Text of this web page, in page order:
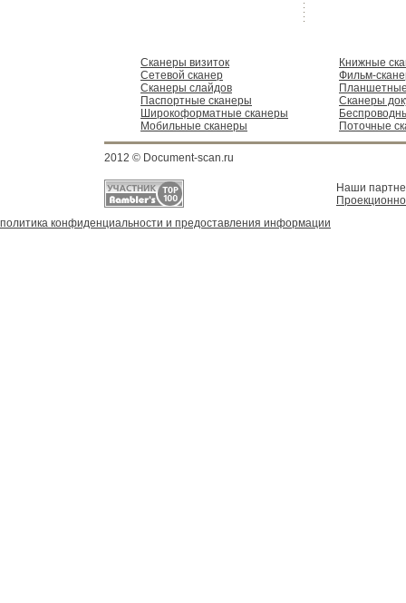
Сканеры визиток
Сетевой сканер
Сканеры слайдов
Паспортные сканеры
Широкоформатные сканеры
Мобильные сканеры
Книжные
Фильм-
Сканеры
Поточные
2012 © Document-scan.ru
Наши
политика конфиденциальности и предоставления информации